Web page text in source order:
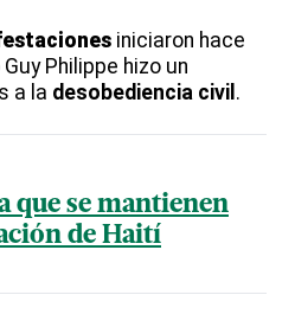
iniciaron hace
Philippe hizo un
a la desobediencia civil .
que se mantienen
de Haití